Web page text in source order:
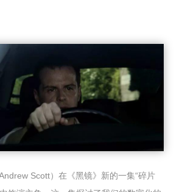
Scott）在《黑镜》新的一集“碎片